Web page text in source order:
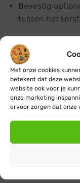
Met onze cookies
betekent dat deze
website ook voor je
onze marketing
ervoor zorgen dat
Bevestig
tussen het
Energie
Geniet van
Hiermee gaat je
het donker wordt
een door jou
feestdagen